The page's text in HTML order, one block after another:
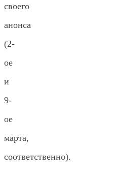
своего
анонса
(2-
ое
и
9-
ое
марта,
соответственно).